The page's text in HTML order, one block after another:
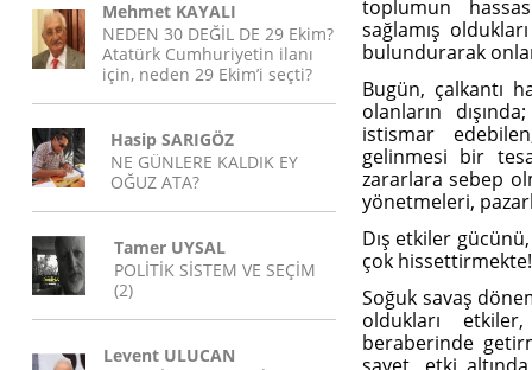
Mehmet KAYALI
NEDEN 30 DEĞİL DE 29 Ekim?
Atatürk Cumhuriyetin ilanı
için, neden 29 Ekim’i seçti?
Hasip SARIGÖZ
NE GÜNLERE KALDIK EY
OĞUZ ATA?
Tamer UYSAL
POLİTİK SİSTEM VE SEÇİM
(2)
Levent ULUCAN
toplumun
sağlamış
bulundurarak
Bugün, çalkantı
olanların
istismar
gelinmesi bir
zararlara sebep
yönetmeleri,
Dış etkiler
çok
Soğuk savaş
oldukları
beraberinde